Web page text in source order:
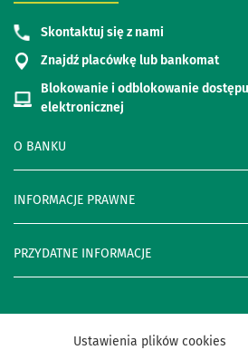
O BANKU
INFORMACJE PRAWNE
PRZYDATNE INFORMACJE
Skontaktuj się z nami
Znajdź placówkę lub bankomat
Blokowanie i odblokowanie
elektronicznej
Ustawienia plików cookies